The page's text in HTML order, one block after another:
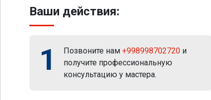
Ваши действия:
1 Позвоните нам +998998702720 и
получите профессиональную
консультацию у мастера.